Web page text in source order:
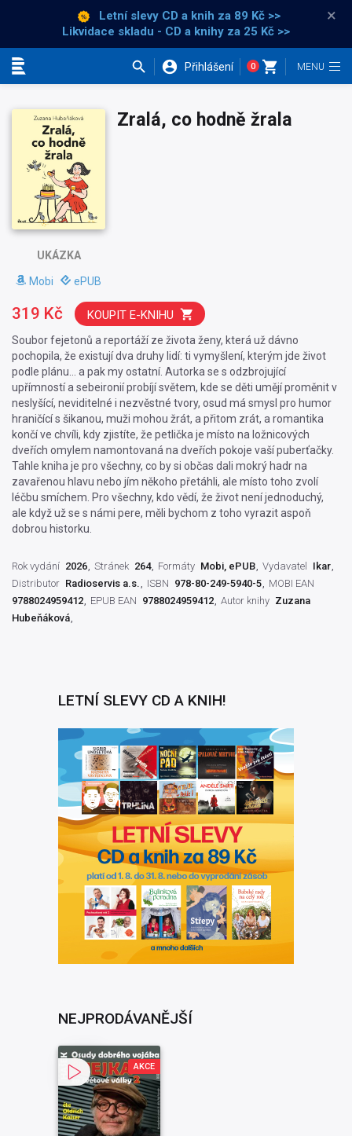
Letní slevy CD a knih za 89 Kč >>
Likvidace skladu - CD a knihy za 25 Kč >>
×
Přihlášení 0
UKÁZKA
Mobi ePUB
Zralá, co hodně žrala
Soubor fejetonů a reportáží ze života ženy, která už dávno
pochopila, že existují dva druhy lidí: ti vymyšlení, kterým jde život
podle plánu… a pak my ostatní. Autorka se s odzbrojující
upřímností a sebeironií probíjí světem, kde se děti umějí proměnit v
neslyšící, neviditelné i nezvěstné tvory, osud má smysl pro humor
hraničící s šikanou, muži mohou žrát, a přitom zrát, a romantika
končí ve chvíli, kdy zjistíte, že petlička je místo na ložnicových
dveřích omylem namontovaná na dveřích pokoje vaší puberťačky.
Tahle kniha je pro všechny, co by si občas dali mokrý hadr na
zavařenou hlavu nebo jím někoho přetáhli, ale místo toho zvolí
léčbu smíchem. Pro všechny, kdo vědí, že život není jednoduchý,
ale když už se s námi pere, měli bychom z toho vyrazit aspoň
dobrou historku.
319 Kč KOUPIT E-KNIHU
Rok vydání 2026 Stránek 264 Formáty Mobi, ePUB Vydavatel
Ikar
Distributor Radioservis a.s. ISBN 978-80-249-5940-5
MOBI EAN
9788024959412
EPUB EAN 9788024959412 Autor knihy Zuzana
Hubeňáková
LETNÍ SLEVY CD A KNIH!
NEJPRODÁVANĚJŠÍ
AKCE